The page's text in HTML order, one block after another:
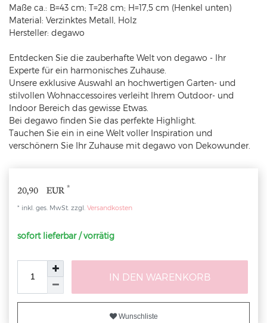
Maße ca.: B=43 cm; T=28 cm; H=17,5 cm (Henkel unten)
Material: Verzinktes Metall, Holz
Hersteller: degawo
Entdecken Sie die zauberhafte Welt von degawo - Ihr
Experte für ein harmonisches Zuhause.
Unsere exklusive Auswahl an hochwertigen Garten- und
stilvollen Wohnaccessoires verleiht Ihrem Outdoor- und
Indoor Bereich das gewisse Etwas.
Bei degawo finden Sie das perfekte Highlight.
Tauchen Sie ein in eine Welt voller Inspiration und
verschönern Sie Ihr Zuhause mit degawo von Dekowunder.
20,90 EUR *
* inkl. ges. MwSt. zzgl. Versandkosten
sofort lieferbar / vorrätig
IN DEN WARENKORB
Wunschliste